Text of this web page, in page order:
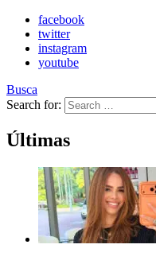
facebook
twitter
instagram
youtube
Busca
Search for:
Últimas